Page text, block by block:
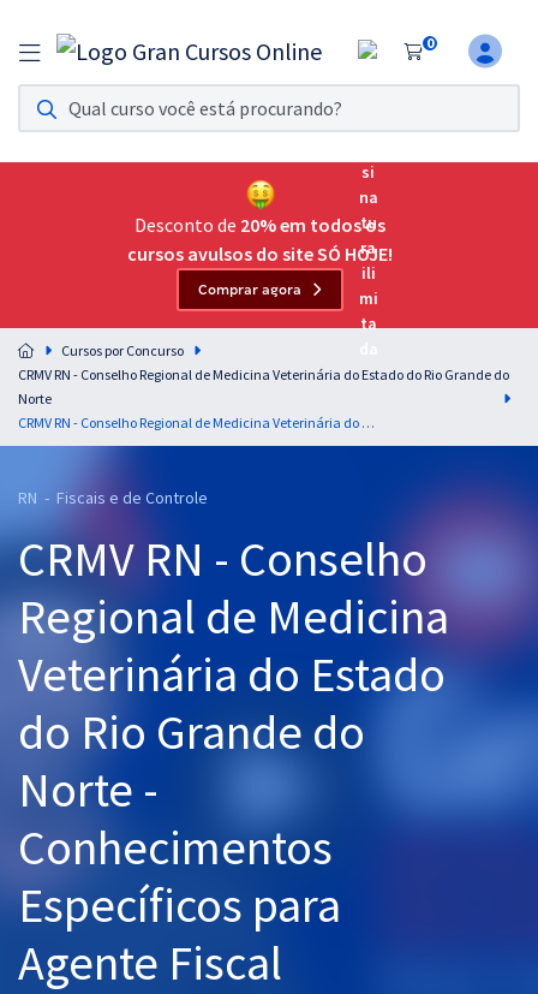
0
Assinatura Ilimitada 11
Acesso a todos os cursos. Teste grátis por 7 dias!
Assinatura OAB Até Passar
Acesso ilimitado a toda preparação para o Exame da
Residências Multiprofissionais
Preparação completa e intensiva para as principais
residências em saúde do Brasil
Concursos
Pós
Graduação
OAB
Mentorias
Questões grátis
Conteúdo gratuito
Aprovados
Desconto de 20% em todos os
cursos avulsos do site SÓ HOJE!
Comprar agora
Cursos por Concurso
CRMV RN - Conselho Regional de Medicina Veterinária do Estado do Rio Grande do
Norte
CRMV RN - Conselho Regional de Medicina Veterinária do Estado do Rio Grande do Norte - Conhecimentos Específicos para Agente Fiscal
RN - Fiscais e de Controle
CRMV RN - Conselho
Regional de Medicina
Veterinária do Estado
do Rio Grande do
Norte -
Conhecimentos
Específicos para
Agente Fiscal